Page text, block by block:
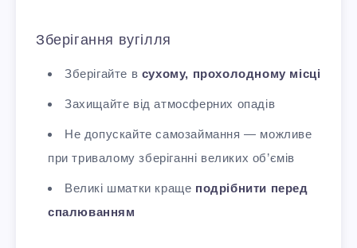
Зберігання вугілля
Зберігайте в сухому, прохолодному місці
Захищайте від атмосферних опадів
Не допускайте самозаймання — можливе
при тривалому зберіганні великих об’ємів
Великі шматки краще подрібнити перед
спалюванням